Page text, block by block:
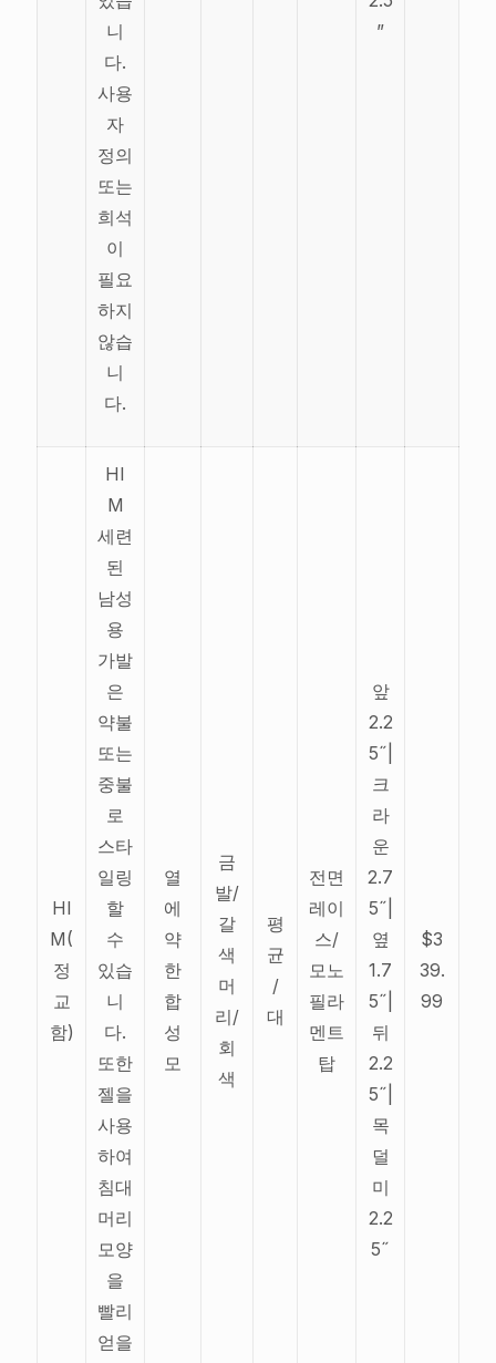
니
다.
사용
자
정의
또는
희석
이
필요
하지
않습
니
다.
”
HI
M(
정
교
함)
HI
M
세련
된
남성
용
가발
은
약불
또는
중불
로
스타
일링
할
수
있습
니
다.
또한
젤을
사용
하여
침대
머리
모양
을
빨리
얻을
열
에
약
한
합
성
모
금
발/
갈
색
머
리/
회
색
평
균
/
대
전면
레이
스/
모노
필라
멘트
탑
앞
2.2
5˝|
크
라
운
2.7
5˝|
옆
1.7
5˝|
뒤
2.2
5˝|
목
덜
미
2.2
5˝
$3
39.
99